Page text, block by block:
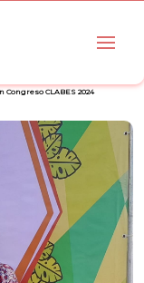
CLABES 2024